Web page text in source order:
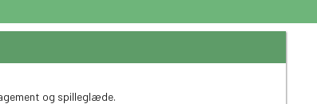
og spilleglæde.